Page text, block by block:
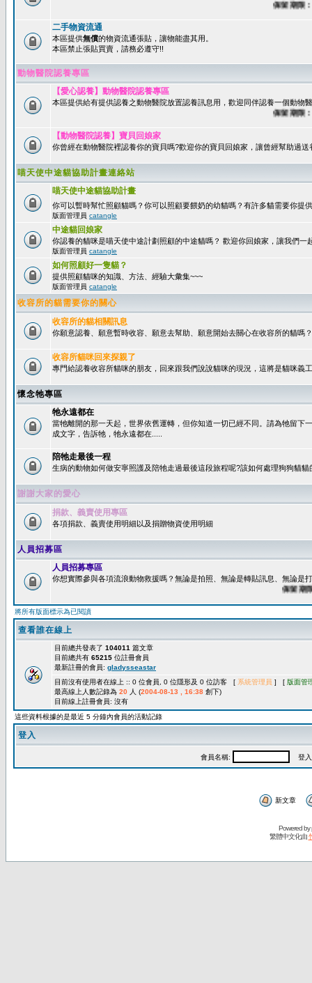
保留期限：60
二手物資流通
本區提供無償的物資流通張貼，讓物能盡其用。
本區禁止張貼買賣，請務必遵守!!
動物醫院認養專區
【愛心認養】動物醫院認養專區
本區提供給有提供認養之動物醫院放置認養訊息用，歡迎同伴認養一個動物
保留期限：60
【動物醫院認養】寶貝回娘家
你曾經在動物醫院裡認養你的寶貝嗎?歡迎你的寶貝回娘家，讓曾經幫助過
喵天使中途貓協助計畫連絡站
喵天使中途貓協助計畫
你可以暫時幫忙照顧貓嗎？你可以照顧要餵奶的幼貓嗎？有許多貓需要你提
版面管理員 catangle
中途貓回娘家
你認養的貓咪是喵天使中途計劃照顧的中途貓嗎？ 歡迎你回娘家，讓我們一
版面管理員 catangle
如何照顧好一隻貓？
提供照顧貓咪的知識、方法、經驗大彙集~~~
版面管理員 catangle
收容所的貓需要你的關心
收容所的貓相關訊息
你願意認養、願意暫時收容、願意去幫助、願意開始去關心在收容所的貓嗎？
收容所貓咪回來探親了
專門給認養收容所貓咪的朋友，回來跟我們說說貓咪的現況，這將是貓咪義
懷念牠專區
牠永遠都在
當牠離開的那一天起，世界依舊運轉，但你知道一切已經不同。請為牠留下
成文字，告訴牠，牠永遠都在.....
陪牠走最後一程
生病的動物如何做安寧照護及陪牠走過最後這段旅程呢?該如何處理狗狗貓貓
謝謝大家的愛心
捐款、義賣使用專區
各項捐款、義賣使用明細以及捐贈物資使用明細
人員招募區
人員招募專區
你想實際參與各項流浪動物救援嗎？無論是拍照、無論是轉貼訊息、無論是
保留期限：
將所有版面標示為已閱讀
查看誰在線上
目前總共發表了 104011 篇文章
目前總共有 65215 位註冊會員
最新註冊的會員: gladysseastar
目前沒有使用者在線上 :: 0 位會員, 0 位隱形及 0 位訪客 [ 系統管理員 ] [ 版面管
最高線上人數記錄為 20 人 (2004-08-13 , 16:38 創下)
目前線上註冊會員: 沒有
這些資料根據的是最近 5 分鐘內會員的活動記錄
登入
會員名稱: 登入
新文章
Powered by
繁體中文化由